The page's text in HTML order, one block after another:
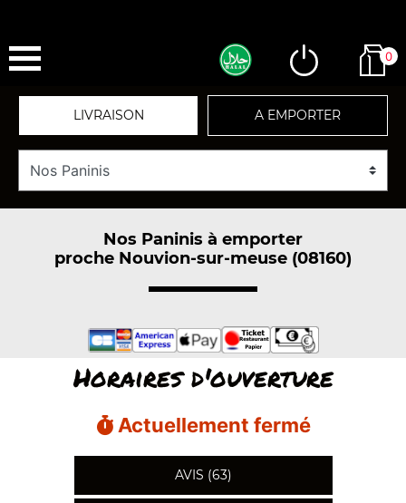
0
LIVRAISON A EMPORTER
Nos Paninis à emporter
proche Nouvion-sur-meuse (08160)
Horaires d'ouverture
Actuellement fermé
AVIS (63)